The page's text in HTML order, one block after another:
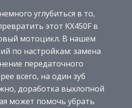
углубиться в то,
этот KX450F в
мотоцикл. В нашем
по настройкам: замена
передаточного
всего, на один зуб
доработка выхлопной
может помочь убрать